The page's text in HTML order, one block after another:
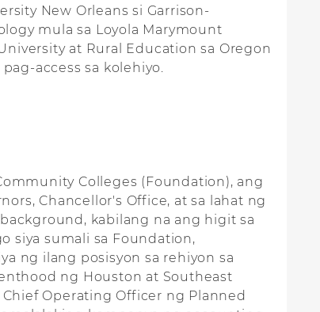
New Orleans si Garrison-
mula sa Loyola Marymount
at Rural Education sa Oregon
access sa kolehiyo.
Colleges (Foundation), ang
Chancellor's Office, at sa lahat ng
kabilang na ang higit sa
siya sumali sa Foundation,
ng ilang posisyon sa rehiyon sa
ng Houston at Southeast
Operating Officer ng Planned